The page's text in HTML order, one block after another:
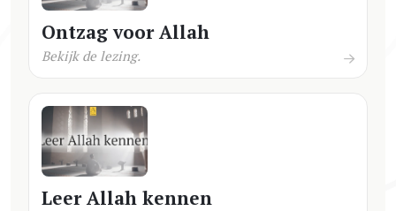
Ontzag voor Allah
Bekijk de lezing.
Leer Allah kennen